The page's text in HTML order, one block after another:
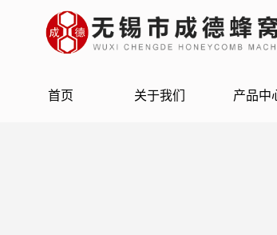
首页 关于我们 产品中